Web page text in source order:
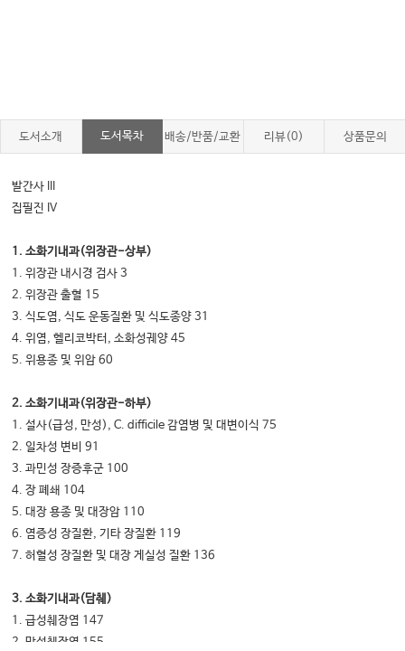
도서소개 도서목차 배송/반품/교환 리뷰(0) 상품문의
발간사 III
집필진 IV
1.소화기내과(위장관-상부)
1.위장관 내시경 검사 3
2.위장관 출혈 15
3.식도염,식도 운동질환 및 식도종양 31
4.위염,헬리코박터 ,소화성궤양 45
5.위용종 및 위암 60
2.소화기내과(위장관-하부)
1.설사(급성,만성), C. difficile감염병 및 대변이식 75
2. 일차성 변비 91
3.과민성 장증후군 100
4.장 폐쇄 104
5.대장 용종 및 대장암 110
6. 염증성 장질환,기타 장질환 119
7.허혈성 장질환 및 대장 게실성 질환 136
3.소화기내과(담췌 )
1.급성췌장염 147
2.만성췌장염 155